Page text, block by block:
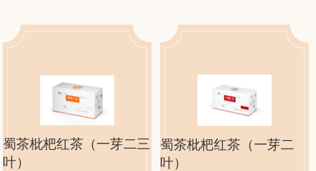
蜀茶枇杷红茶（一芽二三
叶）
蜀茶枇杷红茶（一芽二
叶）